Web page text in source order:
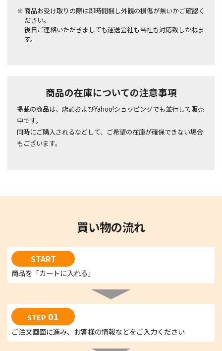
商品お受け取りの際は即時開梱し外観の損傷が無いかご確認く
ださい。
後日ご連絡いただきましても運送会社も当社も対応致しかねま
す。
商品の在庫についての注意事項
掲載の商品は、店頭およびYahoo!ショッピングでも並行して販売
中です。
同時にご購入されるなどして、ご希望の在庫が確保できない場合
もございます。
買い物の流れ
START
商品を「カートに入れる」
STEP 01
ご注文画面に進み、お客様の情報などをご入力ください